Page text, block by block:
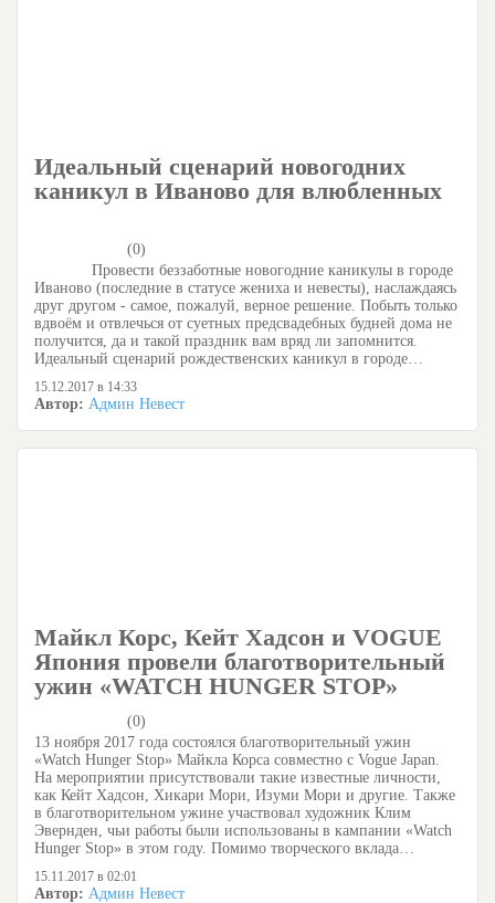
Идеальный сценарий новогодних
каникул в Иваново для влюбленных
(0)
Провести беззаботные новогодние каникулы в городе
Иваново (последние в статусе жениха и невесты), наслаждаясь
друг другом - самое, пожалуй, верное решение. Побыть только
вдвоём и отвлечься от суетных предсвадебных будней дома не
получится, да и такой праздник вам вряд ли запомнится.
Идеальный сценарий рождественских каникул в городе…
15.12.2017 в 14:33
Автор: Админ Невест
Майкл Корс, Кейт Хадсон и VOGUE
Япония провели благотворительный
ужин «WATCH HUNGER STOP»
(0)
13 ноября 2017 года состоялся благотворительный ужин
«Watch Hunger Stop» Майкла Корса совместно с Vogue Japan.
На мероприятии присутствовали такие известные личности,
как Кейт Хадсон, Хикари Мори, Изуми Мори и другие. Также
в благотворительном ужине участвовал художник Клим
Эвернден, чьи работы были использованы в кампании «Watch
Hunger Stop» в этом году. Помимо творческого вклада…
15.11.2017 в 02:01
Автор: Админ Невест